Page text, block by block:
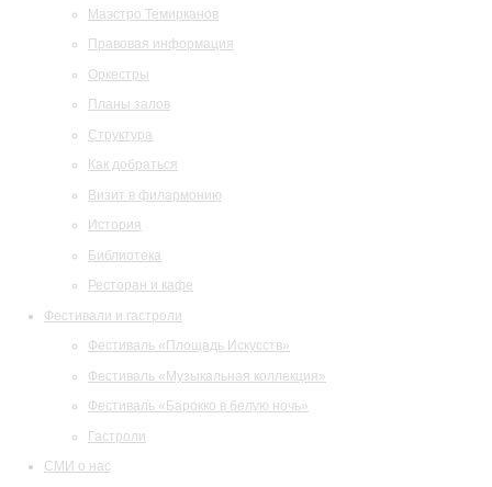
Маэстро Темирканов
Правовая информация
Оркестры
Планы залов
Структура
Как добраться
Визит в филармонию
История
Библиотека
Ресторан и кафе
Фестивали и гастроли
Фестиваль «Площадь Искусств»
Фестиваль «Музыкальная коллекция»
Фестиваль «Барокко в белую ночь»
Гастроли
СМИ о нас